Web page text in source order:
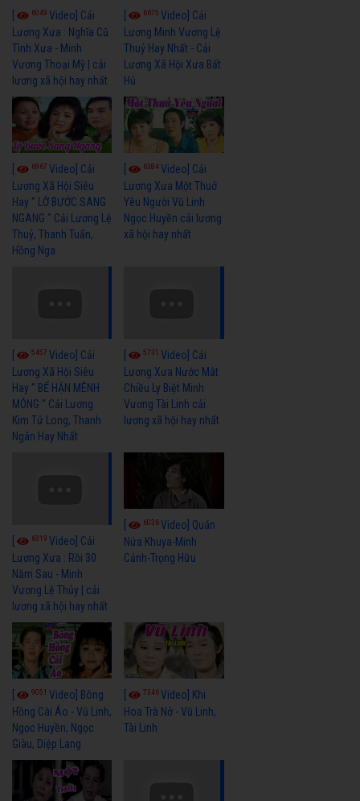
6049 Video] Cải
Lương Xưa : Nghĩa Cũ
Tình Xưa - Minh
Vương Thoại Mỹ | cải
lương xã hội hay nhất
6675Video] Cải
Lương Minh Vương Lệ
Thuỷ Hay Nhất - Cải
Lương Xã Hội Xưa Bất
Hủ
6967 Video] Cải
Lương Xã Hội Siêu
Hay " LỠ BƯỚC SANG
NGANG " Cải Lương Lệ
Thuỷ, Thanh Tuấn,
Hồng Nga
6384Video] Cải
Lương Xưa Một Thuở
Yêu Người Vũ Linh
Ngọc Huyền cải lương
xã hội hay nhất
5457 Video] Cải
Lương Xã Hội Siêu
Hay " BỂ HẬN MÊNH
MÔNG " Cải Lương
Kim Tử Long, Thanh
Ngân Hay Nhất
5731Video] Cải
Lương Xưa Nước Mắt
Chiều Ly Biệt Minh
Vương Tài Linh cải
lương xã hội hay nhất
6319 Video] Cải
Lương Xưa : Rồi 30
Năm Sau - Minh
Vương Lệ Thủy | cải
lương xã hội hay nhất
6036Video] Quán
Nửa Khuya-Minh
Cảnh-Trọng Hữu
9051 Video] Bông
Hồng Cài Áo - Vũ Linh,
Ngọc Huyền, Ngọc
Giàu, Diệp Lang
7346Video] Khi
Hoa Trà Nở - Vũ Linh,
Tài Linh